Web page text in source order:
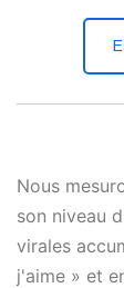
Nous
son niveau
virales
j'aime » et